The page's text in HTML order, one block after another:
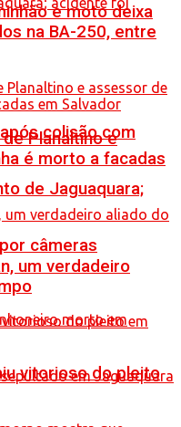
colisão com
de Jaguaquara;
câmeras
e moto deixa
na BA-250, entre
Planaltino e
é morto a facadas
um verdadeiro
vitorioso do pleito